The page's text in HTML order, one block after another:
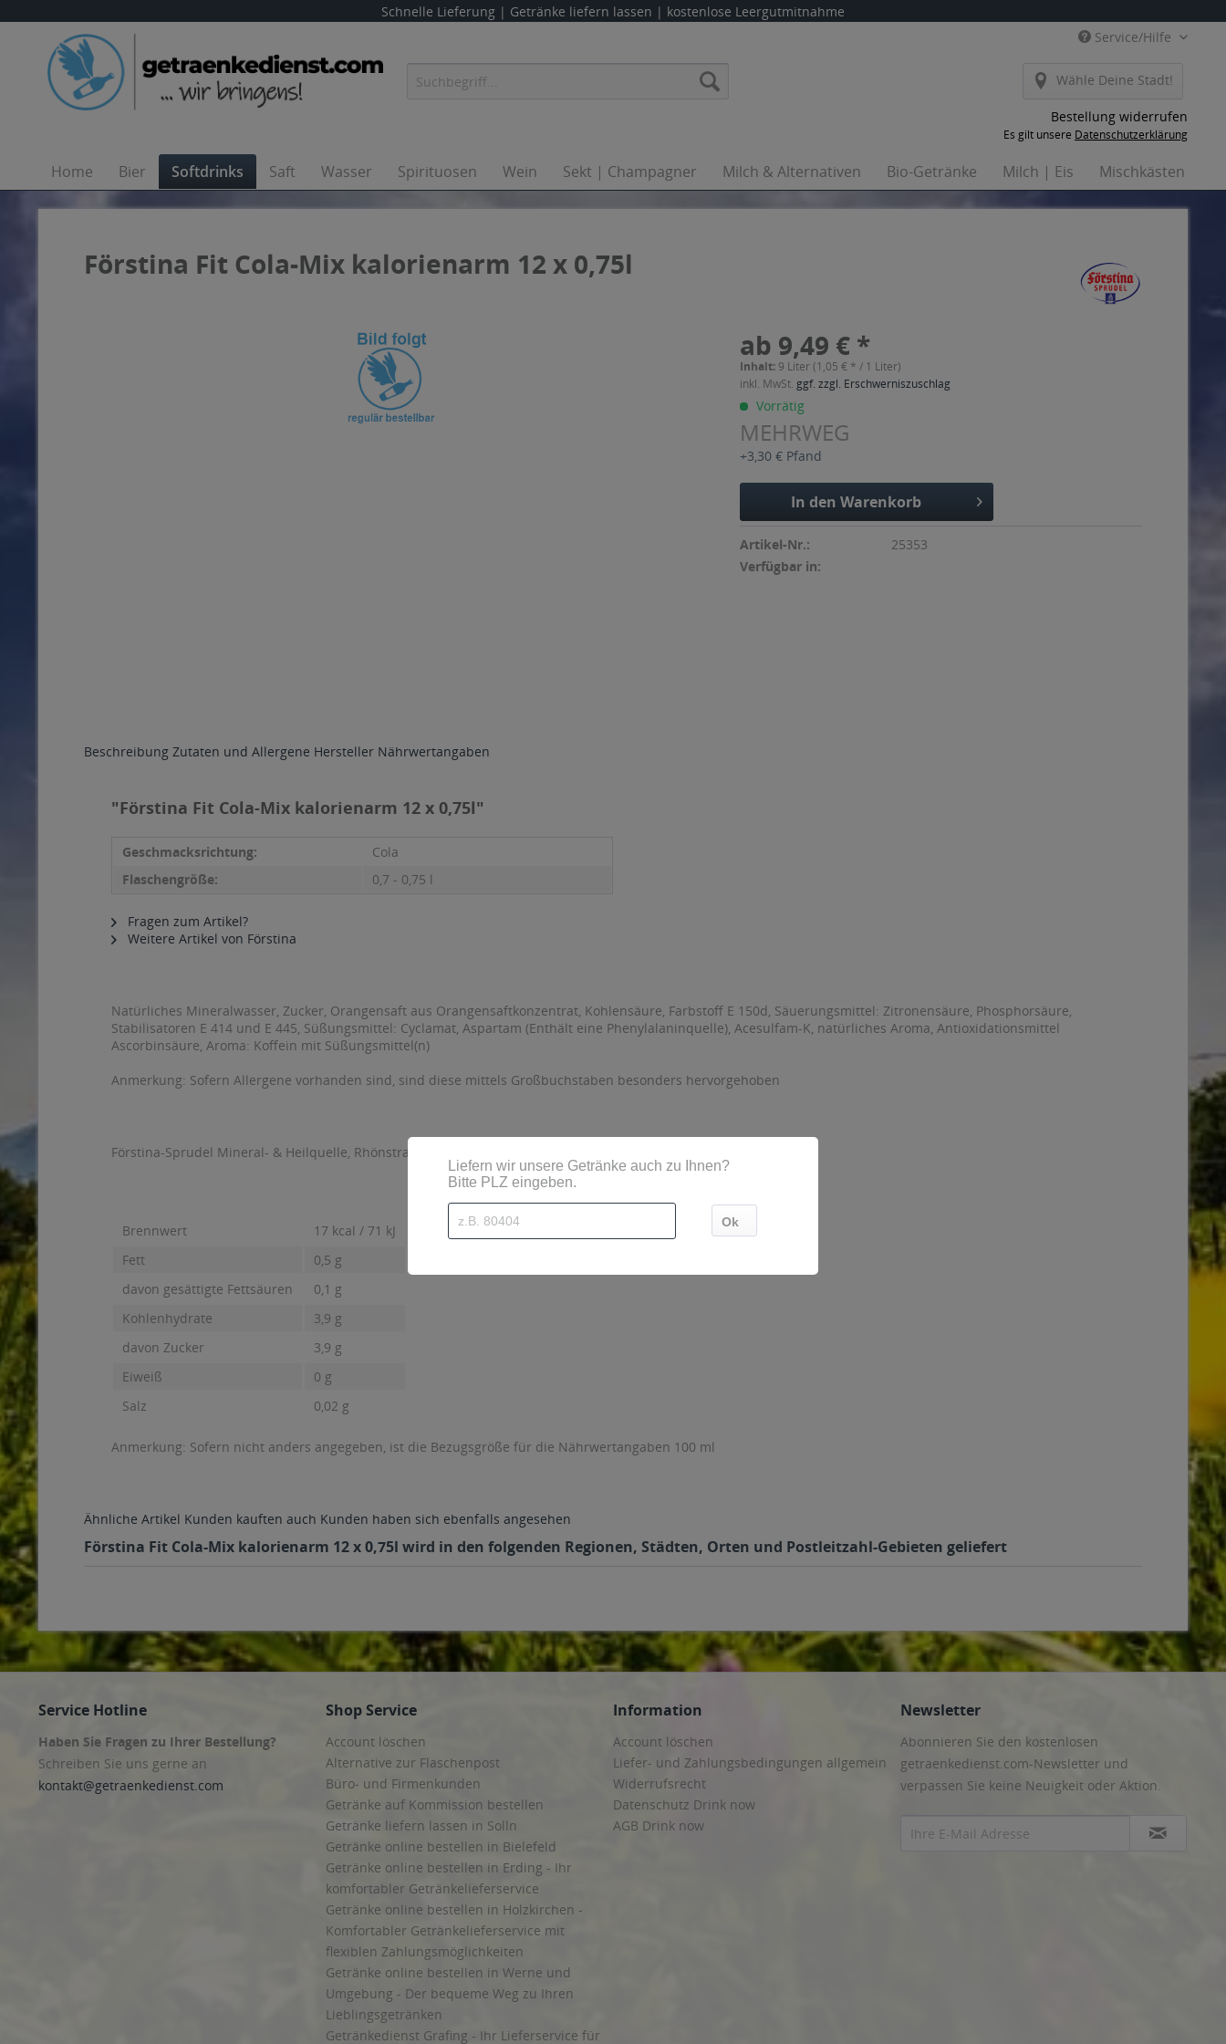
Schnelle Lieferung | Getränke liefern lassen | kostenlose Leergutmitnahme
Service/Hilfe
Wähle Deine Stadt!
Bestellung widerrufen
Es gilt unsere Datenschutzerklärung
Home Bier Softdrinks Saft Wasser Spirituosen Wein Sekt | Champagner Milch & Alternativen Bio-Getränke Milch | Eis Mischkästen
Förstina Fit Cola-Mix kalorienarm 12 x 0,75l
ab 9,49 € *
Inhalt: 9 Liter (1,05 € * / 1 Liter)
inkl. MwSt. ggf. zzgl. Erschwerniszuschlag
Vorrätig
MEHRWEG
+3,30 € Pfand
In den Warenkorb
Artikel-Nr.:
25353
Verfügbar in:
Beschreibung Zutaten und Allergene Hersteller Nährwertangaben
"Förstina Fit Cola-Mix kalorienarm 12 x 0,75l"
Geschmacksrichtung:
Cola
Flaschengröße:
0,7 - 0,75 l
Fragen zum Artikel?
Weitere Artikel von Förstina
Natürliches Mineralwasser, Zucker, Orangensaft aus Orangensaftkonzentrat, Kohlensäure, Farbstoff E 150d, Säuerungsmittel: Zitronensäure, Phosphorsäure,
Stabilisatoren E 414 und E 445, Süßungsmittel: Cyclamat, Aspartam (Enthält eine Phenylalaninquelle), Acesulfam-K, natürliches Aroma, Antioxidationsmittel
Ascorbinsäure, Aroma: Koffein mit Süßungsmittel(n)
Anmerkung: Sofern Allergene vorhanden sind, sind diese mittels Großbuchstaben besonders hervorgehoben
Förstina-Sprudel Mineral- & Heilquelle, Rhönstraße 48 36124 Eichenzell-Lütter
Brennwert
17 kcal / 71 kJ
Fett
0,5 g
davon gesättigte Fettsäuren
0,1 g
Kohlenhydrate
3,9 g
davon Zucker
3,9 g
Eiweiß
0 g
Salz
0,02 g
Anmerkung: Sofern nicht anders angegeben, ist die Bezugsgröße für die Nährwertangaben 100 ml
Ähnliche Artikel Kunden kauften auch Kunden haben sich ebenfalls angesehen
Förstina Fit Cola-Mix kalorienarm 12 x 0,75l wird in den folgenden Regionen, Städten, Orten und Postleitzahl-Gebieten geliefert
Service Hotline
Haben Sie Fragen zu Ihrer Bestellung?
Schreiben Sie uns gerne an
kontakt@getraenkedienst.com
Shop Service
Account löschen
Alternative zur Flaschenpost
Büro- und Firmenkunden
Getränke auf Kommission bestellen
Getränke liefern lassen in Solln
Getränke online bestellen in Bielefeld
Getränke online bestellen in Erding - Ihr
komfortabler Getränkelieferservice
Getränke online bestellen in Holzkirchen -
Komfortabler Getränkelieferservice mit
flexiblen Zahlungsmöglichkeiten
Getränke online bestellen in Werne und
Umgebung - Der bequeme Weg zu Ihren
Lieblingsgetränken
Getränkedienst Grafing - Ihr Lieferservice für
Information
Account löschen
Liefer- und Zahlungsbedingungen allgemein
Widerrufsrecht
Datenschutz Drink now
AGB Drink now
Newsletter
Abonnieren Sie den kostenlosen
getraenkedienst.com-Newsletter und
verpassen Sie keine Neuigkeit oder Aktion.